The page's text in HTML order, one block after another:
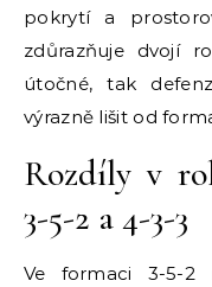
pokrytí a
zdůrazňuje dvojí
útočné, tak
výrazně lišit od
Rozdíly v
3-5-2 a 4-3-3
Ve formaci 3-5-2